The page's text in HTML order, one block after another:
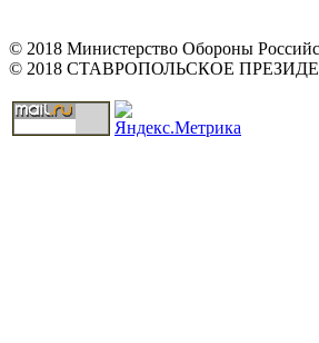
© 2018 Министерство Обороны
© 2018 СТАВРОПОЛЬСКОЕ